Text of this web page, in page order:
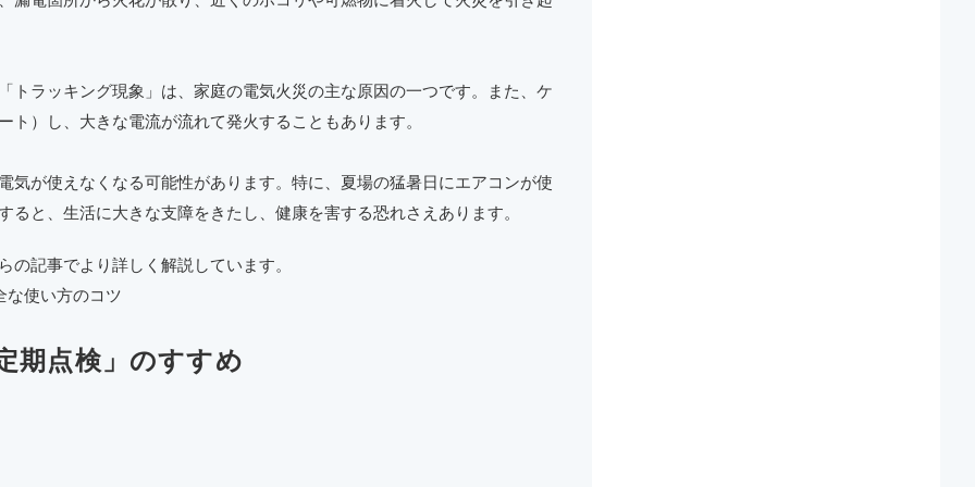
ラッキング現象」は、家庭の電気火災の主な原因の一つです。また、ケ
）し、大きな電流が流れて発火することもあります。
が使えなくなる可能性があります。特に、夏場の猛暑日にエアコンが使
と、生活に大きな支障をきたし、健康を害する恐れさえあります。
記事でより詳しく解説しています。
な使い方のコツ
期点検」のすすめ